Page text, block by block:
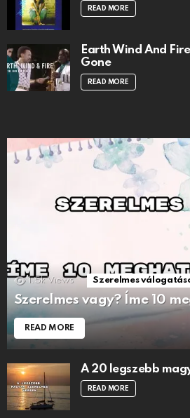
READ MORE
Earth Wind And
Gone
READ MORE
1.5k Views Szerelmes
Szerelmes vagy? Íme 10
READ MORE
A 20 legszebb
READ MORE